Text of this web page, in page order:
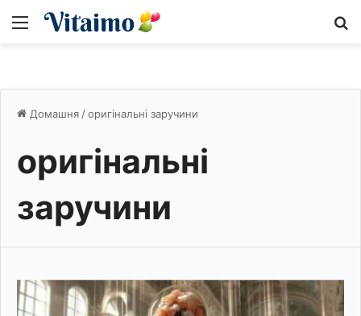
Меню
Домашня /оригінальні заручини
оригінальні
заручини